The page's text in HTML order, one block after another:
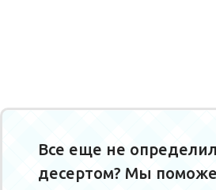
Все еще не
десертом? Мы